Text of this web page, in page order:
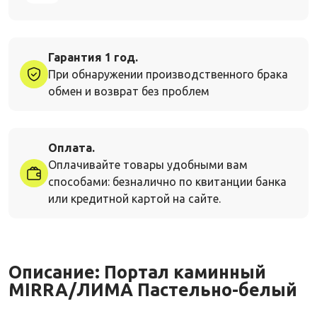
Гарантия 1 год.
При обнаружении производственного брака
обмен и возврат без проблем
Оплата.
Оплачивайте товары удобными вам
способами: безналично по квитанции банка
или кредитной картой на сайте.
Описание: Портал каминный
MIRRA/ЛИМА Пастельно-белый